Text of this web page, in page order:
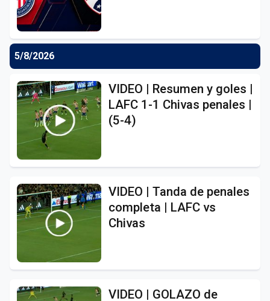
5/8/2026
VIDEO | Resumen y goles |
LAFC 1-1 Chivas penales |
(5-4)
VIDEO | Tanda de penales
completa | LAFC vs
Chivas
VIDEO | GOLAZO de